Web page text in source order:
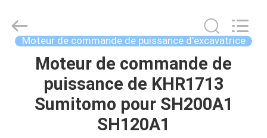
MAISON
PRODUITS
Management
Services
Moteur de commande de puissance d'excavatrice
Moteur de commande de
puissance de KHR1713
Sumitomo pour SH200A1
SH120A1